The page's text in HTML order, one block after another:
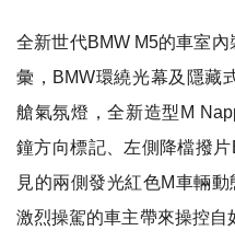
全新世代BMW M5的車室
彙，BMW環繞光幕及隱藏
艙氣氛燈，全新造型M
鐘方向標記、左側降檔撥
見的兩側發光紅色M車輛
激烈操駕的車主帶來操控